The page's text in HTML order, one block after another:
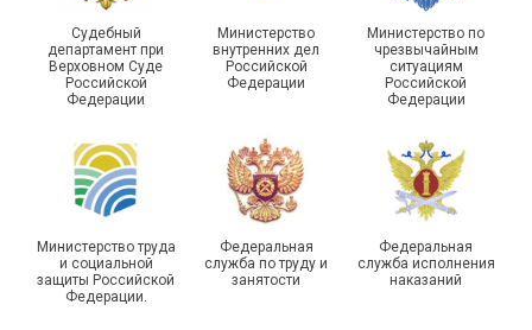
Чествование ветеранов
боевых действий
Самарской области
Подписано соглашение с
Судебный
департамент при
Верховном Суде
Российской
Федерации
Министерство
внутренних дел
Российской
Федерации
Министерство по
чрезвычайным
ситуациям
Российской
Федерации
Министерство труда
и социальной
защиты Российской
Федерации.
Федеральная
служба по труду и
занятости
Федеральная
служба исполнения
наказаний